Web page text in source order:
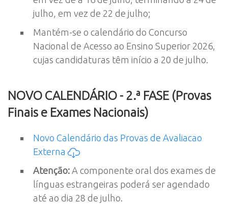
julho, em vez de 22 de julho;
Mantém-se o calendário do Concurso
Nacional de Acesso ao Ensino Superior 2026,
cujas candidaturas têm início a 20 de julho.
NOVO CALENDÁRIO - 2.ª FASE (Provas
Finais e Exames Nacionais)
Novo Calendário das Provas de Avaliacao
Externa
Atenção: A componente oral dos exames de
línguas estrangeiras poderá ser agendado
até ao dia 28 de julho.